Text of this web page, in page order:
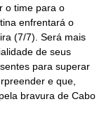
o time para o
enfrentará o
(7/7). Será mais
de seus
para superar
e que,
bravura de Cabo